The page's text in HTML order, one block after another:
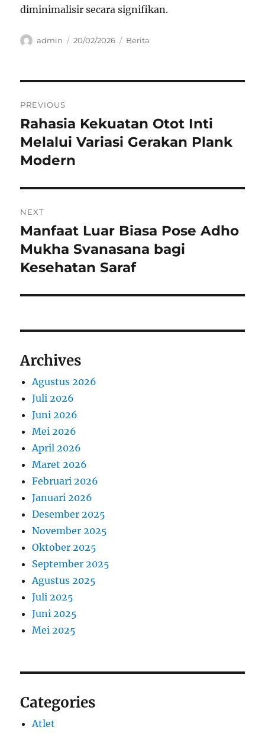
diminimalisir secara signifikan.
Author
admin
Posted
20/02/2026 Categories
Berita
pos
PREVIOUS
Previous
post:
Rahasia Kekuatan Otot Inti
Melalui Variasi Gerakan Plank
Modern
NEXT
Next
post:
Manfaat Luar Biasa Pose Adho
Mukha Svanasana bagi
Kesehatan Saraf
Archives
Agustus 2026
Juli 2026
Juni 2026
Mei 2026
April 2026
Maret 2026
Februari 2026
Januari 2026
Desember 2025
November 2025
Oktober 2025
September 2025
Agustus 2025
Juli 2025
Juni 2025
Mei 2025
Categories
Atlet